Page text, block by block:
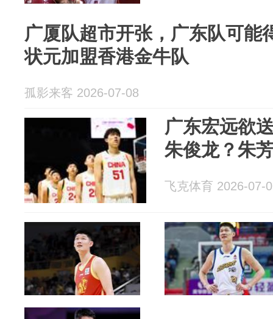
广厦队超市开张，广东队可能
状元加盟香港金牛队
孤影来客 2026-07-08
广东宏远欲
朱俊龙？朱
飞克体育 2026-07-